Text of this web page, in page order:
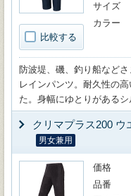
比較する
サイズ
カラー
防波堤、磯、釣り船など
レインパンツ。耐久性の
た。身幅にゆとりがあるシ
クリマプラス200
男女兼用
価格
品番